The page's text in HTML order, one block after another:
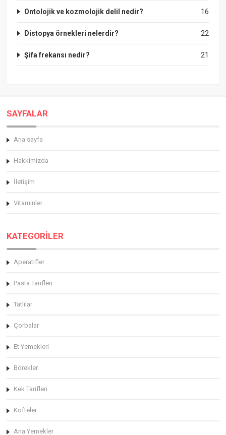
16
Ontolojik ve kozmolojik delil nedir?
22
Distopya örnekleri nelerdir?
21
Şifa frekansı nedir?
SAYFALAR
Ana sayfa
Hakkimizda
İletişim
Vitaminler
KATEGORİLER
Aperatifler
Pasta Tarifleri
Tatlılar
Çorbalar
Et Yemekleri
Börekler
Kek Tarifleri
Köfteler
Ana Yemekler